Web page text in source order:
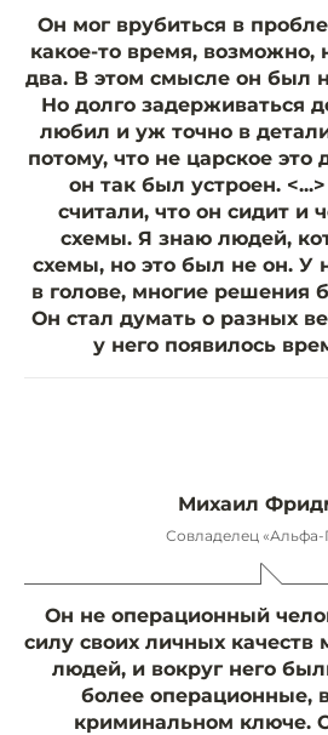
Он мог врубиться в
какое-то время, возможно,
два. В этом смысле он был
Но долго задерживаться
любил и уж точно в
потому, что не царское это
он так был устроен.
считали, что он сидит и
схемы. Я знаю людей,
схемы, но это был не он. У
в голове, многие решения
Он стал думать о разных
у него появилось
Михаил
Совладелец «Альфа-
Он не операционный
силу своих личных качеств
людей, и вокруг него
более операционные,
криминальном ключе.